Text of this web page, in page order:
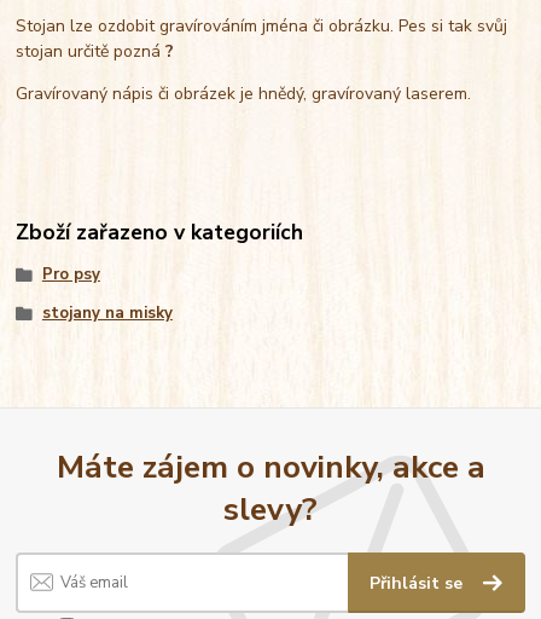
Stojan lze ozdobit gravírováním jména či obrázku. Pes si tak svůj
stojan určitě pozná?
Gravírovaný nápis či obrázek je hnědý, gravírovaný laserem.
Zboží zařazeno v kategoriích
Pro psy
stojany na misky
Máte zájem o novinky, akce a
slevy?
Přihlásit se